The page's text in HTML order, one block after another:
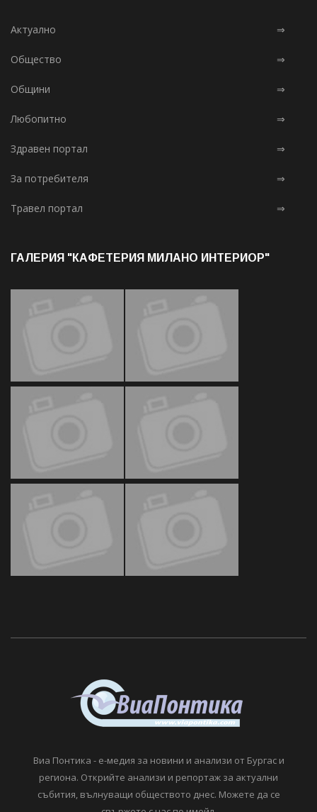
Актуално ⇒
Общество ⇒
Общини ⇒
Любопитно ⇒
Здравен портал ⇒
За потребителя ⇒
Травел портал ⇒
ГАЛЕРИЯ "КАФЕТЕРИЯ МИЛАНО ИНТЕРИОР"
Виа Понтика - е-медия за новини и анализи от Бургас и
региона. Открийте анализи и репортаж за актуални
събития, вълнуващи обществото днес. Можете да се